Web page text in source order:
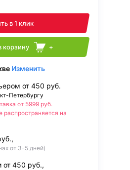
в 1 клик
корзину +
Изменить
от 450 руб.
Петербургу
от 5999 руб.
распространяется на
от 3-5 дней)
от 450 руб.,